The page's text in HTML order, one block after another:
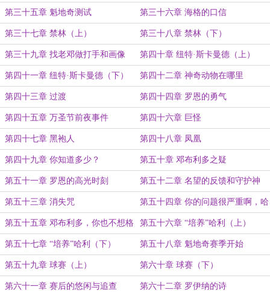
第三十五章 魁地奇测试 第三十六章 海格的口信
第三十七章 禁林（上） 第三十八章 禁林（下）
第三十九章 找老邓做打手和画像 第四十章 纽特·斯卡曼德（上）
第四十一章 纽特·斯卡曼德（下） 第四十二章 神奇动物在哪里
第四十三章 过渡 第四十四章 罗恩的勇气
第四十五章 万圣节前夜事件 第四十六章 巨怪
第四十七章 黑袍人 第四十八章 凤凰
第四十九章 你知道多少？ 第五十章 邓布利多之疑
第五十一章 罗恩的高光时刻 第五十二章 名望的反馈和守护神
第五十三章 消失咒 第五十四章 你的问题很严重啊，哈
利
第五十五章 邓布利多，你也不想格
林德……咳咳，哈利……
第五十六章 “培养”哈利（上）
第五十七章 “培养”哈利（下） 第五十八章 魁地奇赛季开始
第五十九章 球赛（上） 第六十章 球赛（下）
第六十一章 赛后的悠闲与追查 第六十二章 罗伊纳的诗